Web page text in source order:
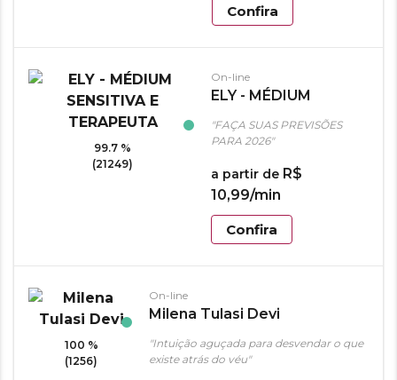
Confira
99.7 %
(21249)
On-line
ELY - MÉDIUM
SENSITIVA E
TERAPEUTA
"FAÇA SUAS PREVISÕES
PARA 2026"
a partir de R$
10,99/min
Confira
100 %
(1256)
On-line
Milena Tulasi Devi
"Intuição aguçada para desvendar o que
existe atrás do véu"